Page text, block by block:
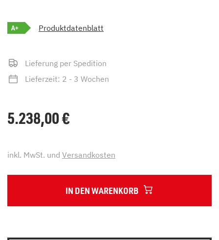
A+ Produktdatenblatt
Lieferung per Spedition
Lieferzeit: 2 - 3 Wochen
5.238,00€
inkl. MwSt. und Versandkosten
IN DEN WARENKORB